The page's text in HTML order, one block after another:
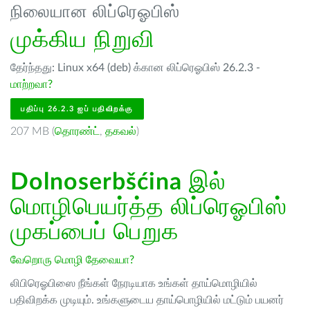
நிலையான லிப்ரெஓபிஸ்
முக்கிய நிறுவி
தேர்ந்தது: Linux x64 (deb) க்கான லிப்ரெஓபிஸ் 26.2.3 -
மாற்றவா?
பதிப்பு 26.2.3 ஐப் பதிவிறக்கு
207 MB (தொரண்ட் , தகவல்)
Dolnoserbšćina இல்
மொழிபெயர்த்த லிப்ரெஓபிஸ்
முகப்பைப் பெறுக
வேறொரு மொழி தேவையா?
லிபிரெஓபிஸை நீங்கள் நேரடியாக உங்கள் தாய்மொழியில்
பதிவிறக்க முடியும். உங்களுடைய தாய்பொழியில் மட்டும் பயனர்